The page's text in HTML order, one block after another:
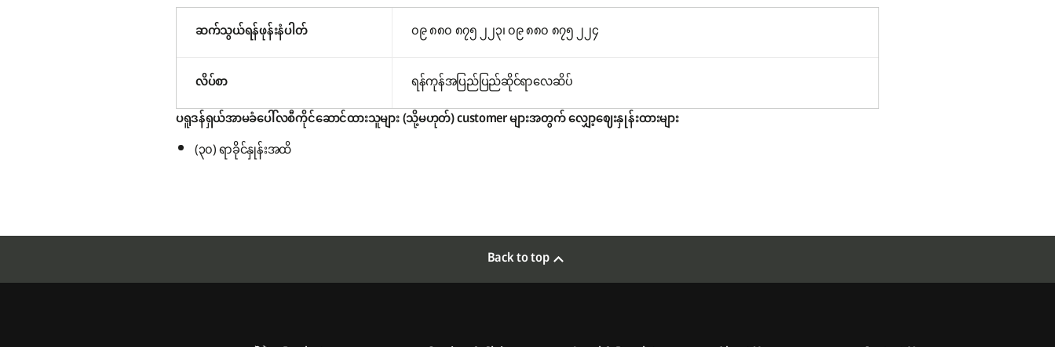
ဆက်သွယ်ရန်ဖုန်းနံပါတ်
၀၉ ၈၈၀ ၈၇၅ ၂၂၃၊ ၀၉ ၈၈၀ ၈၇၅ ၂၂၄
လိပ်စာ
ရန်ကုန်အပြည်ပြည်ဆိုင်ရာလေဆိပ်
ပရူဒန်ရှယ်အာမခံပေါ်လစီကိုင်ဆောင်ထားသူများ (သို့မဟုတ်) customer များအတွက် လျှော့ဈေးနှုန်းထားများ
(၃၀) ရာခိုင်နှုန်းအထိ
Back to top